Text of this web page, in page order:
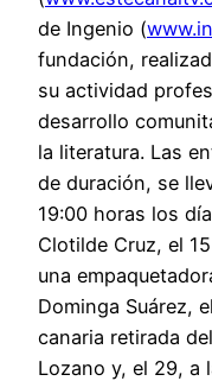
de Ingenio (
fundación,
su actividad
desarrollo
la literatura. Las
de duración, se
19:00 horas los
Clotilde Cruz, el
una
Dominga Suárez,
canaria retirada
Lozano y, el 29, a